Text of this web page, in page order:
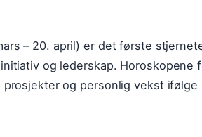
– 20. april) er det første
og lederskap.
prosjekter og personlig vekst ifølge